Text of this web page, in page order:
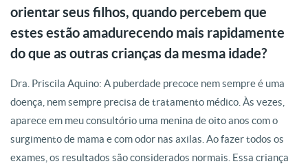
orientar seus filhos, quando percebem que
estes estão amadurecendo mais rapidamente
do que as outras crianças da mesma idade?
Dra. Priscila Aquino: A puberdade precoce nem sempre é uma
doença, nem sempre precisa de tratamento médico. Às vezes,
aparece em meu consultório uma menina de oito anos com o
surgimento de mama e com odor nas axilas. Ao fazer todos os
exames, os resultados são considerados normais. Essa criança